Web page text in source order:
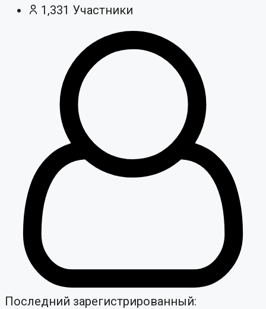
1,331 Участники
Последний зарегистрированный: